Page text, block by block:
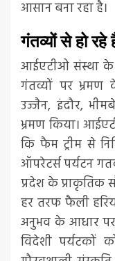
आसान बना रहा है।
गंतव्यों से हो रहे
आईएटीओ संस्था के
गंतव्यों पर भ्रमण
उज्जैन, इंदौर,
भ्रमण किया।
कि फैम ट्रीम से
ऑपरेटर्स पर्यटन
प्रदेश के प्राकृतिक
हर तरफ फैली
अनुभव के आधार
विदेशी पर्यटकों